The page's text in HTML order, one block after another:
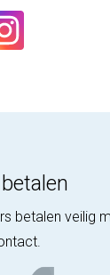
betalen veilig